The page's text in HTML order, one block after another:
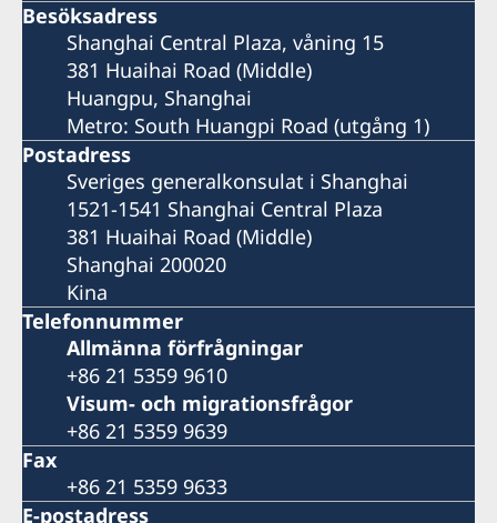
Besöksadress
Shanghai Central Plaza, våning 15
381 Huaihai Road (Middle)
Huangpu, Shanghai
Metro: South Huangpi Road (utgång 1)
Postadress
Sveriges generalkonsulat i Shanghai
1521-1541 Shanghai Central Plaza
381 Huaihai Road (Middle)
Shanghai 200020
Kina
Telefonnummer
Allmänna förfrågningar
+86 21 5359 9610
Visum- och migrationsfrågor
+86 21 5359 9639
Fax
+86 21 5359 9633
E-postadress